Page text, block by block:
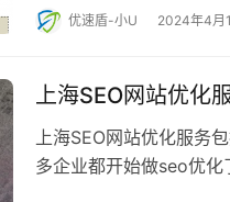
优速盾-小U 2024年4月
上海SEO网站优化
上海SEO网站优化服务
多企业都开始做seo优